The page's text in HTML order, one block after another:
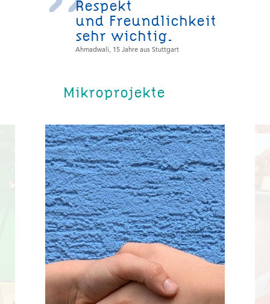
Respekt
und Freundlichkeit
sehr wichtig.
Ahmadwali, 15 Jahre aus Stuttgart
Mikroprojekte